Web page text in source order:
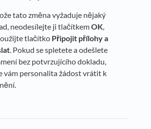
tato změna vyžaduje nějaký
neodesílejte ji tlačítkemOK,
tlačítko Připojit přílohy a
. Pokud se spletete a odešlete
bez potvrzujícího dokladu,
vám personalita žádost vrátit k